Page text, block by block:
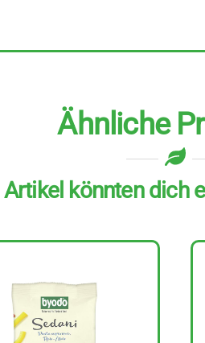
Ähnliche
Artikel könnten dich